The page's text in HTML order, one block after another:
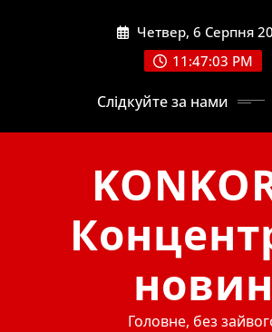
Четвер, 6 Серпня
11:47:05 PM
Слідкуйте за нами
новин
Головне, без